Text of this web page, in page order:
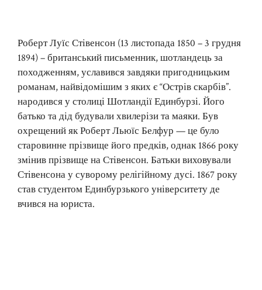
Роберт Луїс Стівенсон (13 листопада 1850 – 3 грудня
1894) – британський письменник, шотландець за
походженням, уславився завдяки пригодницьким
романам, найвідомішим з яких є “Острів скарбів”.
народився у столиці Шотландії Единбурзі. Його
батько та дід будували хвилерізи та маяки. Був
охрещений як Роберт Льюїс Белфур — це було
старовинне прізвище його предків, однак 1866 року
змінив прізвище на Стівенсон. Батьки виховували
Стівенсона у суворому релігійному дусі. 1867 року
став студентом Единбурзького університету де
вчився на юриста.